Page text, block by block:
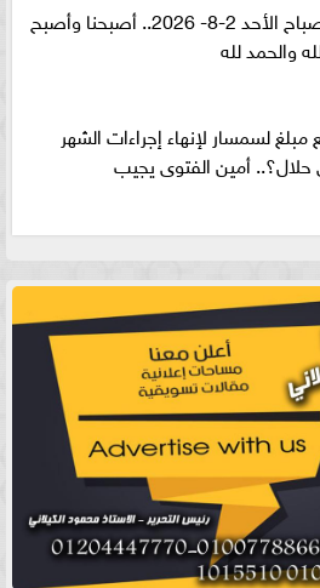
أذكار الصباح الأحد 2-8- 2026.. أصبحنا وأصبح
والحمد لله
لسمسار لإنهاء إجراءات الشهر
حلال؟.. أمين الفتوى يجيب